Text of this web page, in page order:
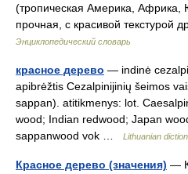
(тропическая Америка, Африка,
прочная, с красивой
Энциклопедический словарь
красное дерево — indinė
apibrėžtis Cezalpinijinių šeimos
sappan). atitikmenys: lot.
wood; Indian redwood; Japan
sappanwood vok …
Lithuanian
Красное дерево (значения) —